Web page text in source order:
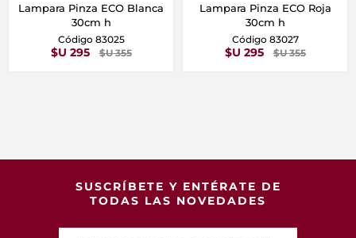
Lampara Pinza ECO Blanca
30cm h
Código 83025
$U 295 $U 355
Lampara Pinza ECO Roja
30cm h
Código 83027
$U 295 $U 355
SUSCRÍBETE Y ENTÉRATE DE
TODAS LAS NOVEDADES